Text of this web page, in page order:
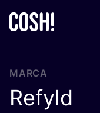
MARCA
Refyld